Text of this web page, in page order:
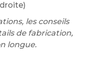
les conseils
de fabrication,
longue.